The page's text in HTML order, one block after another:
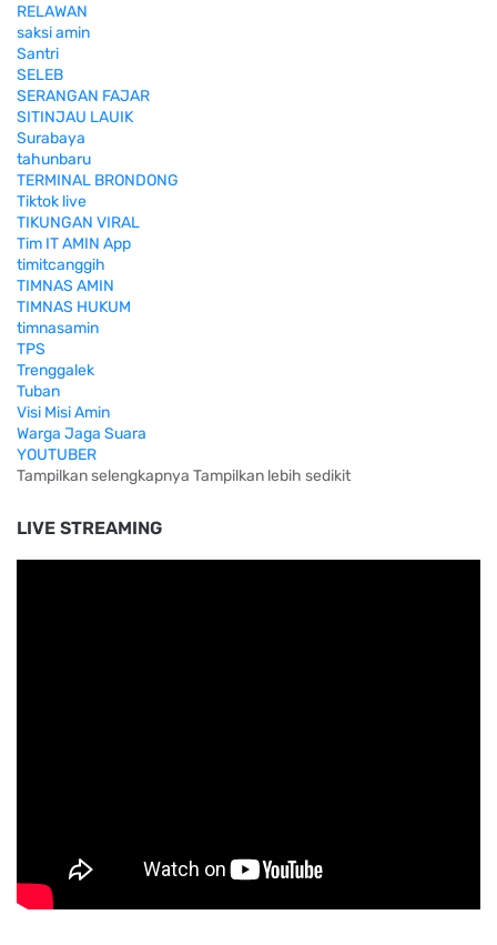
RELAWAN
saksi amin
Santri
SELEB
SERANGAN FAJAR
SITINJAU LAUIK
Surabaya
tahunbaru
TERMINAL BRONDONG
Tiktok live
TIKUNGAN VIRAL
Tim IT AMIN App
timitcanggih
TIMNAS AMIN
TIMNAS HUKUM
timnasamin
TPS
Trenggalek
Tuban
Visi Misi Amin
Warga Jaga Suara
YOUTUBER
Tampilkan selengkapnya Tampilkan lebih sedikit
LIVE STREAMING